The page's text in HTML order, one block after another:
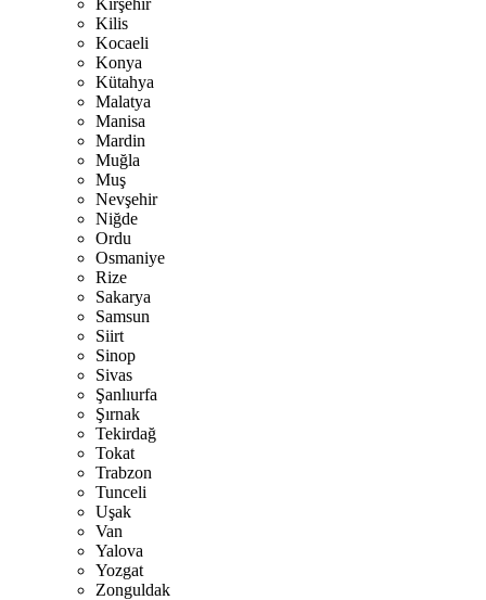
Kırşehir
Kilis
Kocaeli
Konya
Kütahya
Malatya
Manisa
Mardin
Muğla
Muş
Nevşehir
Niğde
Ordu
Osmaniye
Rize
Sakarya
Samsun
Siirt
Sinop
Sivas
Şanlıurfa
Şırnak
Tekirdağ
Tokat
Trabzon
Tunceli
Uşak
Van
Yalova
Yozgat
Zonguldak